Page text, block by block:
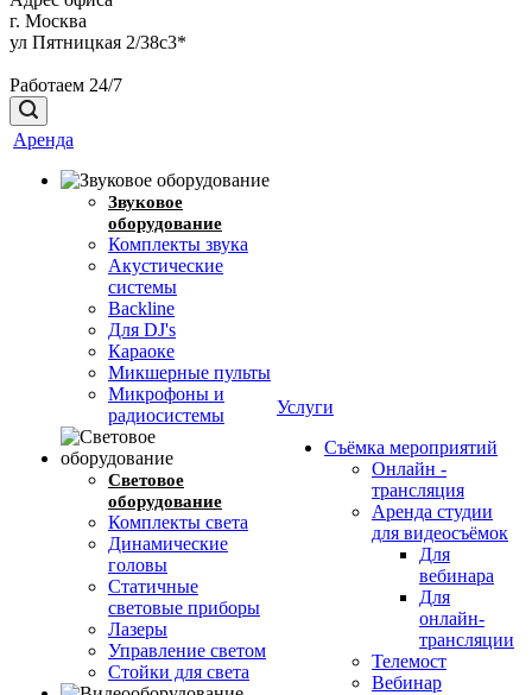
г. Москва
ул Пятницкая 2/38с3*
Работаем 24/7
Аренда
Звуковое
оборудование
Комплекты звука
Акустические
системы
Backline
Для DJ's
Караоке
Микшерные пульты
Микрофоны и
радиосистемы
Световое
оборудование
Комплекты света
Динамические
головы
Cтатичные
световые приборы
Лазеры
Управление светом
Стойки для света
Услуги
Съёмка мероприятий
Онлайн -
трансляция
Аренда студии
для видеосъёмок
Для
вебинара
Для
онлайн-
трансляции
Телемост
Вебинар